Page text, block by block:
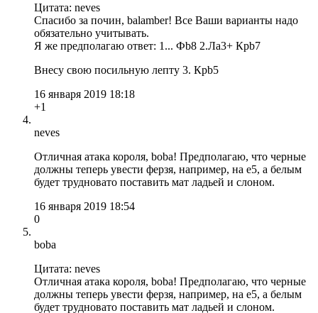
Цитата: neves
Спасибо за почин, balamber! Все Ваши варианты надо
обязательно учитывать.
Я же предполагаю ответ: 1... Фb8 2.Лa3+ Крb7
Внесу свою посильную лепту 3. Крb5
16 января 2019 18:18
+1
neves
Отличная атака короля, boba! Предполагаю, что черные
должны теперь увести ферзя, например, на e5, а белым
будет трудновато поставить мат ладьей и слоном.
16 января 2019 18:54
0
boba
Цитата: neves
Отличная атака короля, boba! Предполагаю, что черные
должны теперь увести ферзя, например, на e5, а белым
будет трудновато поставить мат ладьей и слоном.